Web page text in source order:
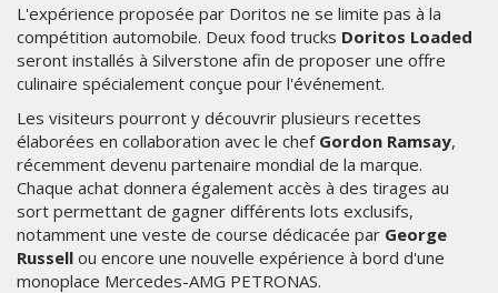
L'expérience proposée par Doritos ne se limite pas à la
compétition automobile. Deux food trucks Doritos Loaded
seront installés à Silverstone afin de proposer une offre
culinaire spécialement conçue pour l'événement.
Les visiteurs pourront y découvrir plusieurs recettes
élaborées en collaboration avec le chef Gordon Ramsay,
récemment devenu partenaire mondial de la marque.
Chaque achat donnera également accès à des tirages au
sort permettant de gagner différents lots exclusifs,
notamment une veste de course dédicacée par George
Russell ou encore une nouvelle expérience à bord d'une
monoplace Mercedes-AMG PETRONAS.